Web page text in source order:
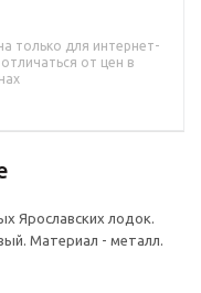
только для интернет-
от цен в
Ярославских лодок.
Материал - металл.